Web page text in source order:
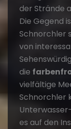
der Strände
Die Gegend
Schnorchler
von
die
vielfältige
Schnorchler
es auf den